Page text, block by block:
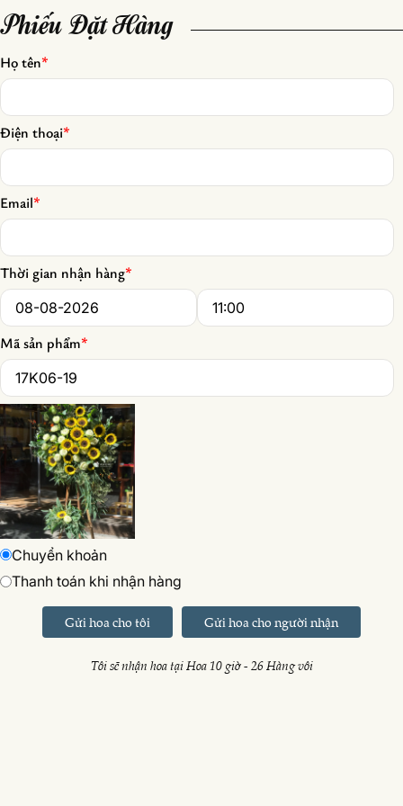
Phiếu Đặt Hàng
Họ tên*
Điện thoại*
Email*
Thời gian nhận hàng*
Date* Time*
Mã sản phẩm*
Chuyển khoản
Thanh toán khi nhận hàng
Gửi hoa cho tôi Gửi hoa cho người nhận
Tôi sẽ nhận hoa tại Hoa 10 giờ - 26 Hàng vôi